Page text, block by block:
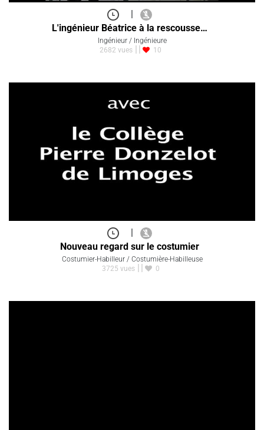
|
L'ingénieur Béatrice à la rescousse…
Ingénieur / Ingénieure
2682 vues
10
Nouveau regard sur le costumier
Costumier-Habilleur / Costumière-Habilleuse
3725 vues
0